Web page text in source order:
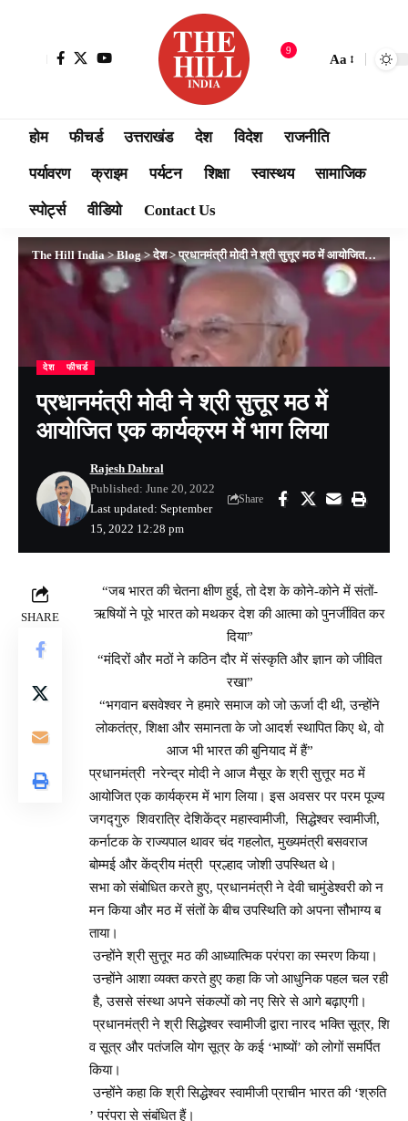
9
Aa
होम फीचर्ड उत्तराखंड देश विदेश राजनीति
पर्यावरण क्राइम पर्यटन शिक्षा स्वास्थय सामाजिक
स्पोर्ट्स वीडियो Contact Us
The Hill India>Blog>देश>प्रधानमंत्री मोदी ने श्री सुत्तूर मठ में आयोजित एक कार्यक्रम में भाग लिया
देश फीचर्ड
प्रधानमंत्री मोदी ने श्री सुत्तूर मठ में
आयोजित एक कार्यक्रम में भाग लिया
Last updated: September
15, 2022 12:28 pm
Rajesh Dabral
Published: June 20, 2022
Share
SHARE
“जब भारत की चेतना क्षीण हुई, तो देश के कोने-कोने में संतों-
ऋषियों ने पूरे भारत को मथकर देश की आत्मा को पुनर्जीवित कर
दिया”
“मंदिरों और मठों ने कठिन दौर में संस्कृति और ज्ञान को जीवित
रखा”
“भगवान बसवेश्वर ने हमारे समाज को जो ऊर्जा दी थी, उन्होंने
लोकतंत्र, शिक्षा और समानता के जो आदर्श स्थापित किए थे, वो
आज भी भारत की बुनियाद में हैं”
प्रधानमंत्री नरेन्द्र मोदी ने आज मैसूर के श्री सुत्तूर मठ में
आयोजित एक कार्यक्रम में भाग लिया। इस अवसर पर परम पूज्य
जगद्गुरु शिवरात्रि देशिकेंद्र महास्वामीजी, सिद्धेश्वर स्वामीजी,
कर्नाटक के राज्यपाल थावर चंद गहलोत, मुख्यमंत्री बसवराज
बोम्मई और केंद्रीय मंत्री प्रल्हाद जोशी उपस्थित थे।
सभा को संबोधित करते हुए, प्रधानमंत्री ने देवी चामुंडेश्वरी को न
मन किया और मठ में संतों के बीच उपस्थिति को अपना सौभाग्य ब
ताया।
उन्होंने श्री सुत्तूर मठ की आध्यात्मिक परंपरा का स्मरण किया।
उन्होंने आशा व्यक्त करते हुए कहा कि जो आधुनिक पहल चल रही
है, उससे संस्था अपने संकल्पों को नए सिरे से आगे बढ़ाएगी।
प्रधानमंत्री ने श्री सिद्धेश्वर स्वामीजी द्वारा नारद भक्ति सूत्र, शि
व सूत्र और पतंजलि योग सूत्र के कई ‘भाष्यों’ को लोगों समर्पित
किया।
उन्होंने कहा कि श्री सिद्धेश्वर स्वामीजी प्राचीन भारत की ‘श्रुति
’ परंपरा से संबंधित हैं।